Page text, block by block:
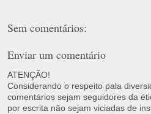
Sem comentários:
Enviar um comentário
ATENÇÃO!
Considerando o respeito pala
comentários sejam seguidores da
por escrita não sejam viciadas de